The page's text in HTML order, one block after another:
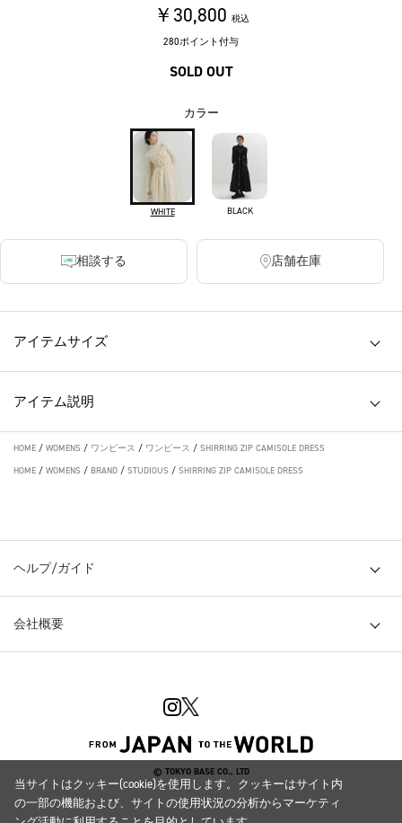
￥30,800 税込
280ポイント付与
SOLD OUT
カラー
WHITE BLACK
相談する 店舗在庫
アイテムサイズ
アイテム説明
HOME / WOMENS / ワンピース / ワンピース / SHIRRING ZIP CAMISOLE DRESS
HOME / WOMENS / BRAND / STUDIOUS / SHIRRING ZIP CAMISOLE DRESS
ヘルプ/ガイド
会社概要
© TOKYO BASE CO., LTD
当サイトはクッキー(cookie)を使用します。クッキーはサイト内
の一部の機能および、サイトの使用状況の分析からマーケティ